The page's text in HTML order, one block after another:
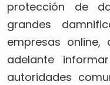
protección de
grandes
empresas
adelante
autoridades